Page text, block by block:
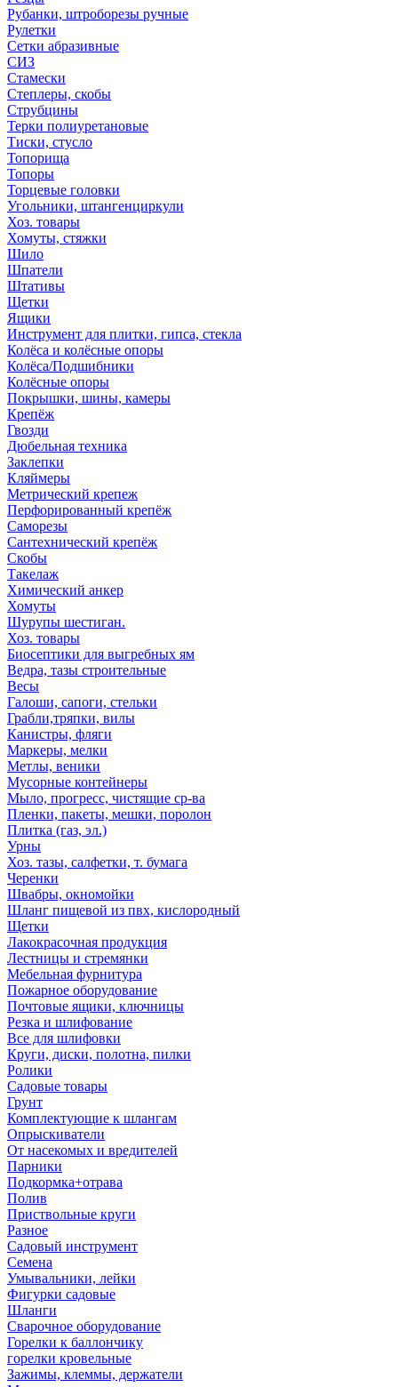
Рубанки, штроборезы ручные
Рулетки
Сетки абразивные
СИЗ
Стамески
Степлеры, скобы
Струбцины
Терки полиуретановые
Тиски, стусло
Топорища
Топоры
Торцевые головки
Угольники, штангенциркули
Хоз. товары
Хомуты, стяжки
Шило
Шпатели
Штативы
Щетки
Ящики
Инструмент для плитки, гипса, стекла
Колёса и колёсные опоры
Колёса/Подшибники
Колёсные опоры
Покрышки, шины, камеры
Крепёж
Гвозди
Дюбельная техника
Заклепки
Кляймеры
Метрический крепеж
Перфорированный крепёж
Саморезы
Сантехнический крепёж
Скобы
Такелаж
Химический анкер
Хомуты
Шурупы шестиган.
Хоз. товары
Биосептики для выгребных ям
Ведра, тазы строительные
Весы
Галоши, сапоги, стельки
Грабли,тряпки, вилы
Канистры, фляги
Маркеры, мелки
Метлы, веники
Мусорные контейнеры
Мыло, прогресс, чистящие ср-ва
Пленки, пакеты, мешки, поролон
Плитка (газ, эл.)
Урны
Хоз. тазы, салфетки, т. бумага
Черенки
Швабры, окномойки
Шланг пищевой из пвх, кислородный
Щетки
Лакокрасочная продукция
Лестницы и стремянки
Мебельная фурнитура
Пожарное оборудование
Почтовые ящики, ключницы
Резка и шлифование
Все для шлифовки
Круги, диски, полотна, пилки
Ролики
Садовые товары
Грунт
Комплектующие к шлангам
Опрыскиватели
От насекомых и вредителей
Парники
Подкормка+отрава
Полив
Приствольные круги
Разное
Садовый инструмент
Семена
Умывальники, лейки
Фигурки садовые
Шланги
Сварочное оборудование
Горелки к баллончику
горелки кровельные
Зажимы, клеммы, держатели